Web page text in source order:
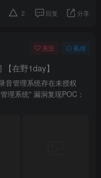
2 回复 分享
关注 私信
在野1day】
音管理系统存在未授权
理系统" 漏洞复现POC：